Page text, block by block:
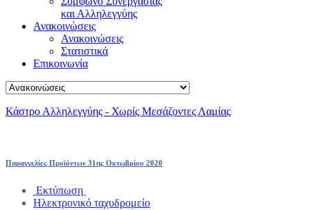
και Αλληλεγγύης
Ανακοινώσεις
Ανακοινώσεις
Στατιστικά
Επικοινωνία
Κάστρο Αλληλεγγύης - Χωρίς Μεσάζοντες Λαμίας
Παραγγελίες Προϊόντων 31ης Οκτωβρίου 2020
Εκτύπωση
Ηλεκτρονικό ταχυδρομείο